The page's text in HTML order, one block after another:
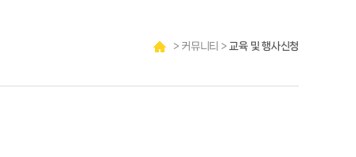
> 커뮤니티 >교육 및 행사신청